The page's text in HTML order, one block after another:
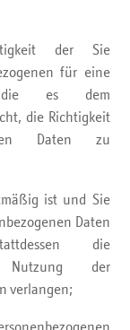
der Sie
für eine
die es dem
die Richtigkeit
Daten zu
ist und Sie
Daten
die
Nutzung der
verlangen;